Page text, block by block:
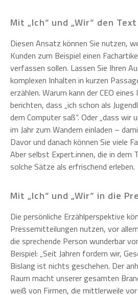
Mit „Ich“ und „Wir“ den
Diesen Ansatz können Sie nutzen,
Kunden zum Beispiel einen
verfassen sollen. Lassen Sie Ihren
komplexen Inhalten in kurzen
erzählen. Warum kann der CEO
berichten, dass „ich schon als
dem Computer saß“. Oder „dass wir
im Jahr zum Wandern einladen –
Davor und danach können Sie viele
Aber selbst Expert.innen, die in dem
solche Sätze als erfrischend erleben.
Mit „Ich“ und „Wir“ in die
Die persönliche Erzählperspektive
Pressemitteilungen nutzen, vor
die sprechende Person wunderbar
Beispiel: „Seit Jahren fordern wir,
Bislang ist nichts geschehen. Der
Raum macht unserer gesamten
weiß von Firmen, die mittlerweile